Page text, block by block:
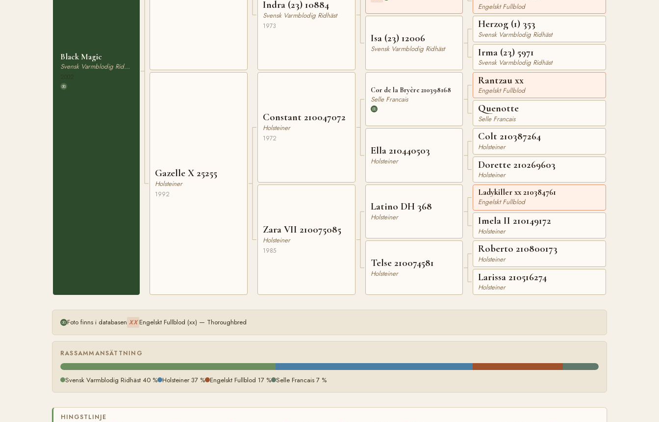
Black Magic
Svensk Varmblodig Ridhäst
Gazelle X 25255
Holsteiner
1992
Indra (23) 10884
Svensk Varmblodig Ridhäst
1973
Constant 210047072
Holsteiner
1972
Zara VII 210075085
Holsteiner
1985
Isa (23) 12006
Svensk Varmblodig Ridhäst
Cor de la Bryère 210398168
Selle Francais
Ella 210440503
Holsteiner
Latino DH 368
Holsteiner
Telse 210074581
Holsteiner
Engelskt Fullblod
Herzog (1) 353
Svensk Varmblodig Ridhäst
Irma (23) 5971
Svensk Varmblodig Ridhäst
Rantzau xx
Engelskt Fullblod
Quenotte
Selle Francais
Colt 210387264
Holsteiner
Dorette 210269603
Holsteiner
Ladykiller xx 210384761
Engelskt Fullblod
Imela II 210149172
Holsteiner
Roberto 210800173
Holsteiner
Larissa 210516274
Holsteiner
Foto finns i databasen XX Engelskt Fullblod (xx) — Thoroughbred
RASSAMMANSÄTTNING
Svensk Varmblodig Ridhäst 40 % Holsteiner 37 % Engelskt Fullblod 17 % Selle Francais 7 %
HINGSTLINJE